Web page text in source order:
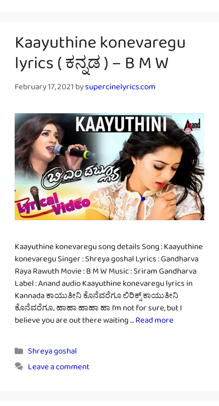
Kaayuthine konevaregu
lyrics ( ಕನ್ನಡ‌ ) – B M W
February 17, 2021bysupercinelyrics.com
Kaayuthine konevaregu song details Song : Kaayuthine
konevaregu Singer : Shreya goshal Lyrics : Gandharva
Raya Rawuth Movie : B M W Music : Sriram Gandharva
Label : Anand audio Kaayuthine konevaregu lyrics in
Kannada ಕಾಯುತೀನಿ ಕೊನೆವರೆಗೂ ಲಿರಿಕ್ಸ್ ಕಾಯುತೀನಿ
ಕೊನೆವರೆಗೂ.. ಹಾಹಾ ಹಾಹಾ ಹಾ I’m not for sure, but I
believe you are out there waiting …Read more
Categories
Shreya goshal
Leave a comment